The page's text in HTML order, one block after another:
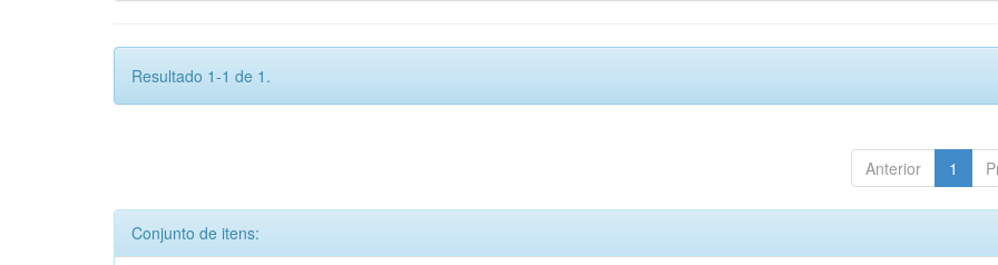
Resultado 1-1 de 1.
Anterior 1
Conjunto de itens: